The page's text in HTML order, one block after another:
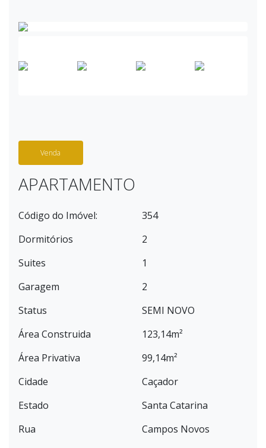
Venda
APARTAMENTO
Código do Imóvel:
354
Dormitórios
2
Suites
1
Garagem
2
Status
SEMI NOVO
Área Construida
123,14m²
Área Privativa
99,14m²
Cidade
Caçador
Estado
Santa Catarina
Rua
Campos Novos